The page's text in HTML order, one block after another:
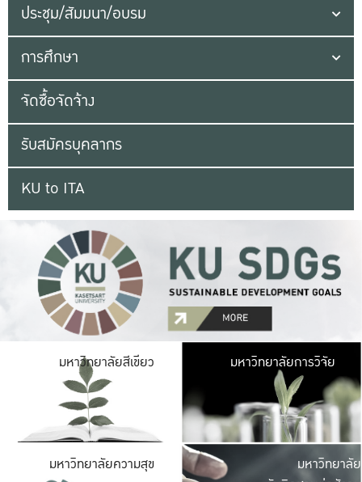
ประชุม/สัมมนา/อบรม
การศึกษา
จัดซื้อจัดจ้าง
รับสมัครบุคลากร
KU to ITA
มหาวิทยาลัยสีเขียว มหาวิ
มีพื้นที่เขียวสดใส
เป็นป่าในเมือง เกษต
มหาวิทยาลัยการวิจัย
มหาวิทยาลัยความสุข มหาวิ
ค
มหาวิทยาลัย